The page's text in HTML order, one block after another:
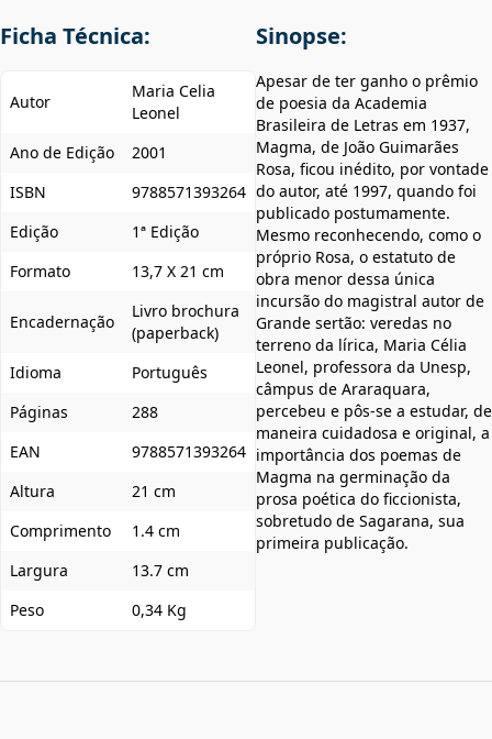
Ficha Técnica:
Autor
Maria Celia
Leonel
Ano de Edição
2001
ISBN
9788571393264
Edição
1ª Edição
Formato
13,7 X 21 cm
Encadernação
Livro brochura
(paperback)
Idioma
Português
Páginas
288
EAN
9788571393264
Altura
21 cm
Comprimento
1.4 cm
Largura
13.7 cm
Peso
0,34 Kg
Sinopse:
Apesar de ter ganho o prêmio
de poesia da Academia
Brasileira de Letras em 1937,
Magma, de João Guimarães
Rosa, ficou inédito, por vontade
do autor, até 1997, quando foi
publicado postumamente.
Mesmo reconhecendo, como o
próprio Rosa, o estatuto de
obra menor dessa única
incursão do magistral autor de
Grande sertão: veredas no
terreno da lírica, Maria Célia
Leonel, professora da Unesp,
câmpus de Araraquara,
percebeu e pôs-se a estudar, de
maneira cuidadosa e original, a
importância dos poemas de
Magma na germinação da
prosa poética do ficcionista,
sobretudo de Sagarana, sua
primeira publicação.